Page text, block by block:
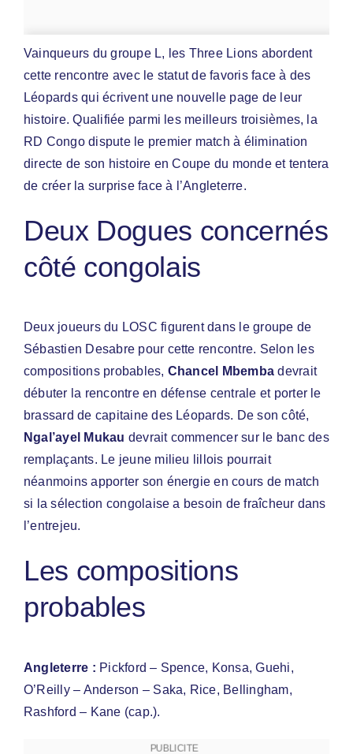
Vainqueurs du groupe L, les Three Lions abordent
cette rencontre avec le statut de favoris face à des
Léopards qui écrivent une nouvelle page de leur
histoire. Qualifiée parmi les meilleurs troisièmes, la
RD Congo dispute le premier match à élimination
directe de son histoire en Coupe du monde et tentera
de créer la surprise face à l’Angleterre.
Deux Dogues concernés
côté congolais
Deux joueurs du LOSC figurent dans le groupe de
Sébastien Desabre pour cette rencontre. Selon les
compositions probables, Chancel Mbemba devrait
débuter la rencontre en défense centrale et porter le
brassard de capitaine des Léopards. De son côté,
Ngal’ayel Mukau devrait commencer sur le banc des
remplaçants. Le jeune milieu lillois pourrait
néanmoins apporter son énergie en cours de match
si la sélection congolaise a besoin de fraîcheur dans
l’entrejeu.
Les compositions
probables
Angleterre : Pickford – Spence, Konsa, Guehi,
O’Reilly – Anderson – Saka, Rice, Bellingham,
Rashford – Kane (cap.).
PUBLICITE